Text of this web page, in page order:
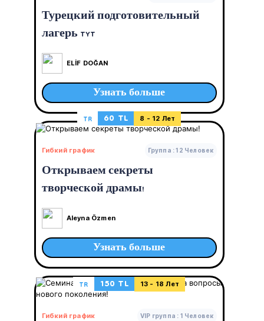
Турецкий подготовительный
лагерь TYT
ELİF DOĞAN
Узнать больше
TR
60 TL 8 - 12 Лет
Гибкий график Группа : 12 Человек
Открываем секреты
творческой драмы!
Aleyna Özmen
Узнать больше
TR 150 TL 13 - 18 Лет
Гибкий график VIP группа : 1 Человек